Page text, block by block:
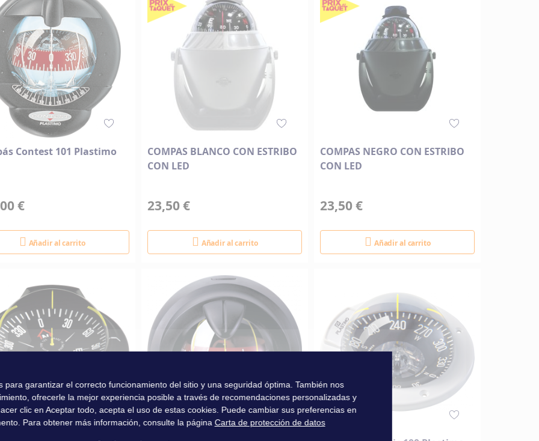
Contest 101 Plastimo
€
Añadir al carrito
COMPAS BLANCO CON ESTRIBO
CON LED
23,50 €
Añadir al carrito
COMPAS NEGRO CON ESTRIBO
CON LED
23,50 €
Añadir al carrito
para garantizar el correcto funcionamiento del sitio y una seguridad óptima. También nos
ofrecerle la mejor experiencia posible a través de recomendaciones personalizadas y
clic en Aceptar todo, acepta el uso de estas cookies. Puede cambiar sus preferencias en
Para obtener más información, consulte la página Carta de protección de datos